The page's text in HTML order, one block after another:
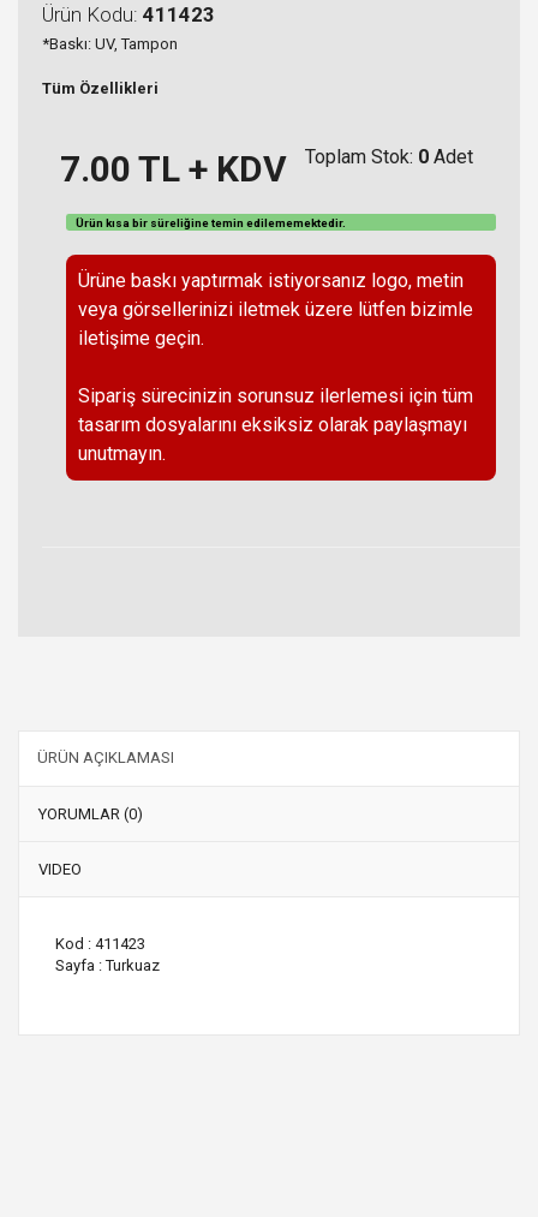
Ürün Kodu: 411423
*Baskı: UV, Tampon
Tüm Özellikleri
7.00 TL + KDV Toplam Stok: 0 Adet
Ürün kısa bir süreliğine temin edilememektedir.
Ürüne baskı yaptırmak istiyorsanız logo, metin
veya görsellerinizi iletmek üzere lütfen bizimle
iletişime geçin.
Sipariş sürecinizin sorunsuz ilerlemesi için tüm
tasarım dosyalarını eksiksiz olarak paylaşmayı
unutmayın.
ÜRÜN AÇIKLAMASI
YORUMLAR (0)
VIDEO
Kod : 411423
Sayfa : Turkuaz